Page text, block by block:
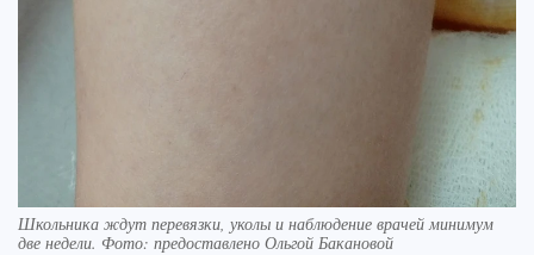
Школьника ждут перевязки, уколы и наблюдение врачей минимум
две недели. Фото: предоставлено Ольгой Бакановой